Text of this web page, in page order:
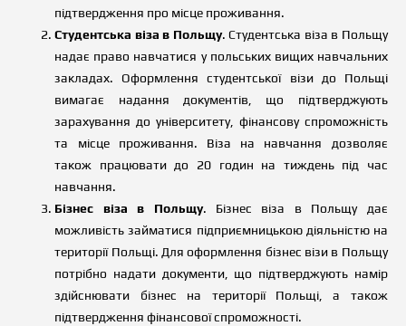
підтвердження про місце проживання.
Студентська віза в Польщу. Студентська віза в Польщу
надає право навчатися у польських вищих навчальних
закладах. Оформлення студентської візи до Польщі
вимагає надання документів, що підтверджують
зарахування до університету, фінансову спроможність
та місце проживання. Віза на навчання дозволяє
також працювати до 20 годин на тиждень під час
навчання.
Бізнес віза в Польщу. Бізнес віза в Польщу дає
можливість займатися підприємницькою діяльністю на
території Польщі. Для оформлення бізнес візи в Польщу
потрібно надати документи, що підтверджують намір
здійснювати бізнес на території Польщі, а також
підтвердження фінансової спроможності.